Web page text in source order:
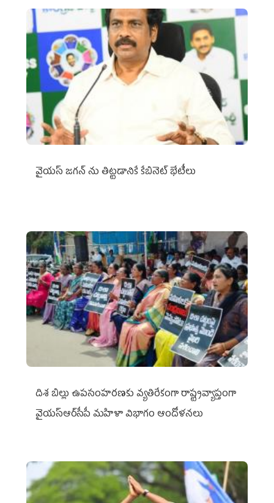
వైయ‌స్ జగన్‌ ను తిట్టడానికే కేబినెట్‌ భేటీలు
దిశ బిల్లు ఉపసంహరణకు వ్యతిరేకంగా రాష్ట్రవ్యాప్తంగా
వైయ‌స్ఆర్‌సీపీ మహిళా విభాగం ఆందోళనలు